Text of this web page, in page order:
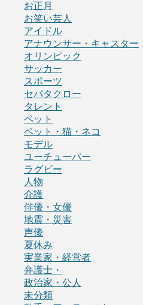
お正月
お笑い芸人
アイドル
アナウンサー・キャスター
オリンピック
サッカー
スポーツ
セパタクロー
タレント
ペット
ペット・猫・ネコ
モデル
ユーチューバー
ラグビー
人物
介護
俳優・女優
地震・災害
声優
夏休み
実業家・経営者
弁護士・
政治家・公人
未分類